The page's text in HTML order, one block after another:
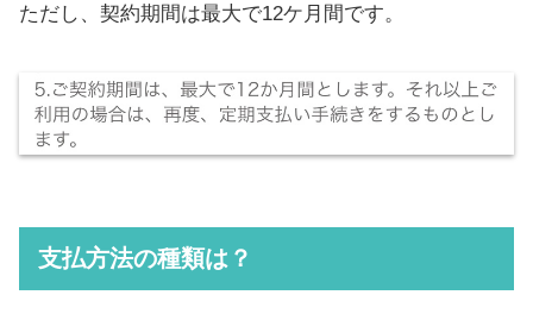
ただし、契約期間は最大で12ケ月間です。
支払方法の種類は？